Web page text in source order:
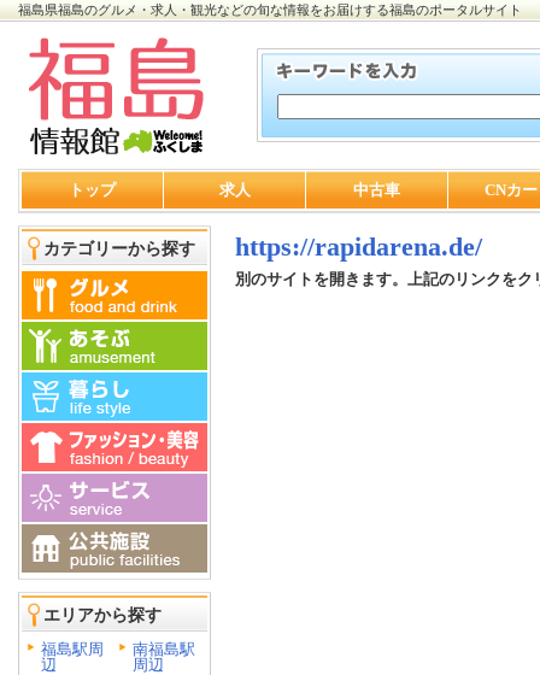
福島県福島のグルメ・求人・観光などの旬な情報をお届けする福島のポータルサイト
トップ 求人 中古車 CNカ
カテゴリーから探す
エリアから探す
福島駅周
辺
南福島駅
周辺
https://rapidarena.de/
別のサイトを開きます。上記のリンクをク